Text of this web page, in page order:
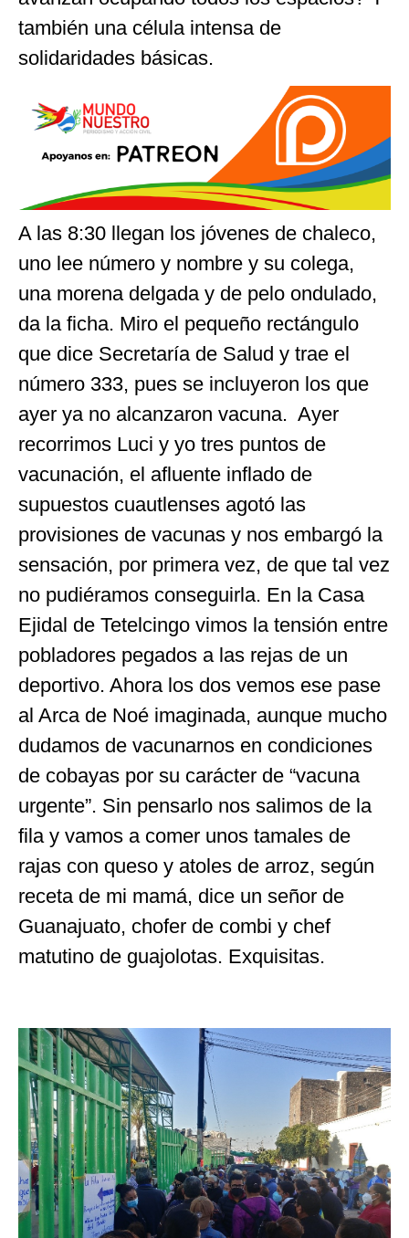
también una célula intensa de
solidaridades básicas.
A las 8:30 llegan los jóvenes de chaleco,
uno lee número y nombre y su colega,
una morena delgada y de pelo ondulado,
da la ficha. Miro el pequeño rectángulo
que dice Secretaría de Salud y trae el
número 333, pues se incluyeron los que
ayer ya no alcanzaron vacuna. Ayer
recorrimos Luci y yo tres puntos de
vacunación, el afluente inflado de
supuestos cuautlenses agotó las
provisiones de vacunas y nos embargó la
sensación, por primera vez, de que tal vez
no pudiéramos conseguirla. En la Casa
Ejidal de Tetelcingo vimos la tensión entre
pobladores pegados a las rejas de un
deportivo. Ahora los dos vemos ese pase
al Arca de Noé imaginada, aunque mucho
dudamos de vacunarnos en condiciones
de cobayas por su carácter de “vacuna
urgente”. Sin pensarlo nos salimos de la
fila y vamos a comer unos tamales de
rajas con queso y atoles de arroz, según
receta de mi mamá, dice un señor de
Guanajuato, chofer de combi y chef
matutino de guajolotas. Exquisitas.